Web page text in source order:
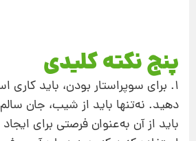
پنج نکته کلیدی
1. برای سوپراستار بودن، باید کاری
دهید. نه‌تنها باید از شیب، جان سالم
باید از آن به‌عنوان فرصتی برای